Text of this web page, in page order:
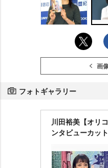
画
フォトギャラリー
川田裕美【オリ
ンタビューカット